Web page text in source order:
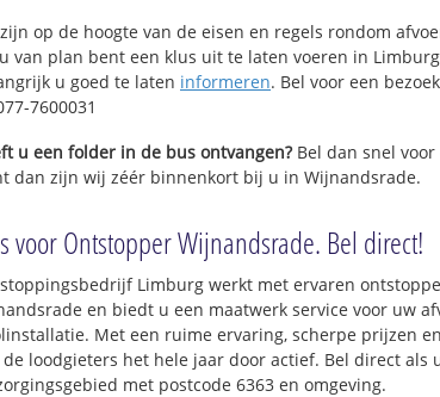
op de hoogte van de eisen en regels rondom
van plan bent een klus uit te laten voeren in
u goed te laten informeren. Bel voor een
7600031
u een folder in de bus ontvangen?Bel dan snel voor
dan zijn wij zéér binnenkort bij u in Wijnandsrade.
voor Ontstopper Wijnandsrade. Bel direct!
Limburg werkt met ervaren
en biedt u een maatwerk service voor uw
Met een ruime ervaring, scherpe prijzen
loodgieters het hele jaar door actief. Bel direct als
met postcode 6363 en omgeving.